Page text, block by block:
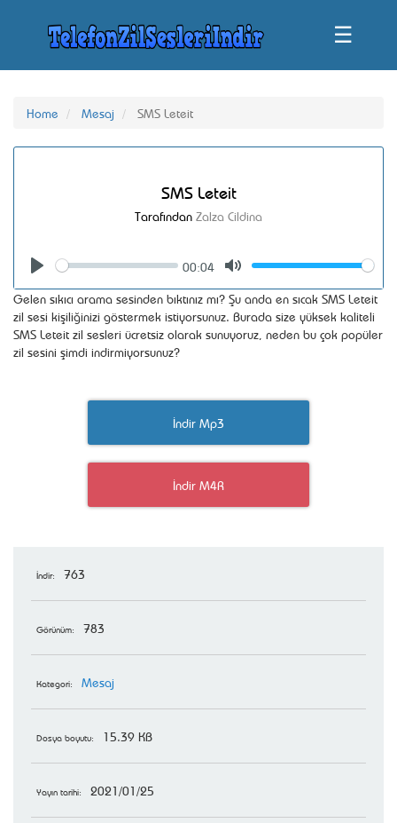
☰
Home Mesaj SMS Leteit
SMS Leteit
Tarafından Zalza Cildina
Seek
00:04
Volume
Gelen sıkıcı arama sesinden bıktınız mı? Şu anda en sıcak SMS Leteit
zil sesi kişiliğinizi göstermek istiyorsunuz. Burada size yüksek kaliteli
SMS Leteit zil sesleri ücretsiz olarak sunuyoruz, neden bu çok popüler
zil sesini şimdi indirmiyorsunuz?
İndir Mp3
İndir M4R
İndir: 763
Görünüm: 783
Kategori: Mesaj
Dosya boyutu: 15.39 KB
Yayın tarihi: 2021/01/25